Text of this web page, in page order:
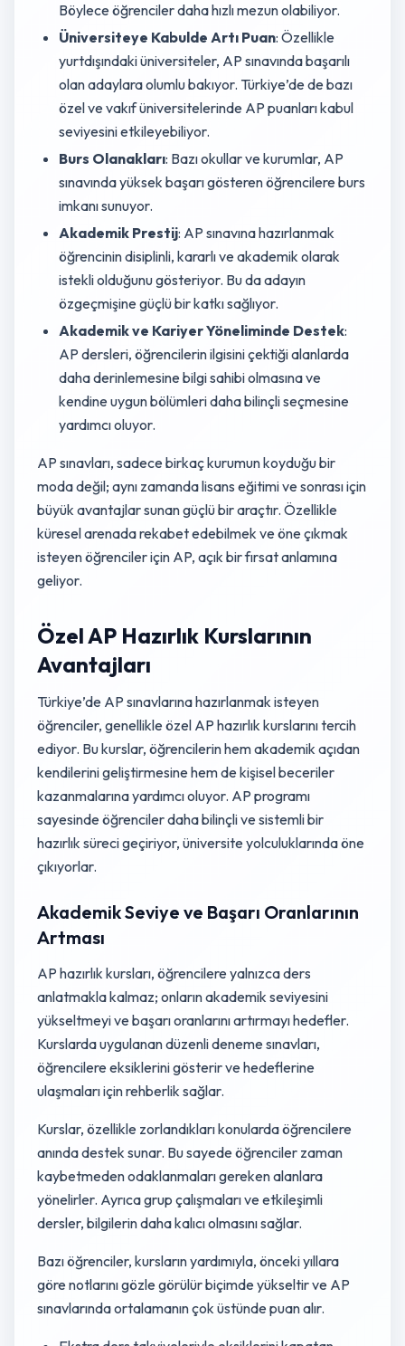
Böylece öğrenciler daha hızlı mezun olabiliyor.
Üniversiteye Kabulde Artı Puan: Özellikle
yurtdışındaki üniversiteler, AP sınavında başarılı
olan adaylara olumlu bakıyor. Türkiye’de de bazı
özel ve vakıf üniversitelerinde AP puanları kabul
seviyesini etkileyebiliyor.
Burs Olanakları: Bazı okullar ve kurumlar, AP
sınavında yüksek başarı gösteren öğrencilere burs
imkanı sunuyor.
Akademik Prestij: AP sınavına hazırlanmak
öğrencinin disiplinli, kararlı ve akademik olarak
istekli olduğunu gösteriyor. Bu da adayın
özgeçmişine güçlü bir katkı sağlıyor.
Akademik ve Kariyer Yöneliminde Destek:
AP dersleri, öğrencilerin ilgisini çektiği alanlarda
daha derinlemesine bilgi sahibi olmasına ve
kendine uygun bölümleri daha bilinçli seçmesine
yardımcı oluyor.
AP sınavları, sadece birkaç kurumun koyduğu bir
moda değil; aynı zamanda lisans eğitimi ve sonrası için
büyük avantajlar sunan güçlü bir araçtır. Özellikle
küresel arenada rekabet edebilmek ve öne çıkmak
isteyen öğrenciler için AP, açık bir fırsat anlamına
geliyor.
Özel AP Hazırlık Kurslarının
Avantajları
Türkiye’de AP sınavlarına hazırlanmak isteyen
öğrenciler, genellikle özel AP hazırlık kurslarını tercih
ediyor. Bu kurslar, öğrencilerin hem akademik açıdan
kendilerini geliştirmesine hem de kişisel beceriler
kazanmalarına yardımcı oluyor. AP programı
sayesinde öğrenciler daha bilinçli ve sistemli bir
hazırlık süreci geçiriyor, üniversite yolculuklarında öne
çıkıyorlar.
Akademik Seviye ve Başarı Oranlarının
Artması
AP hazırlık kursları, öğrencilere yalnızca ders
anlatmakla kalmaz; onların akademik seviyesini
yükseltmeyi ve başarı oranlarını artırmayı hedefler.
Kurslarda uygulanan düzenli deneme sınavları,
öğrencilere eksiklerini gösterir ve hedeflerine
ulaşmaları için rehberlik sağlar.
Kurslar, özellikle zorlandıkları konularda öğrencilere
anında destek sunar. Bu sayede öğrenciler zaman
kaybetmeden odaklanmaları gereken alanlara
yönelirler. Ayrıca grup çalışmaları ve etkileşimli
dersler, bilgilerin daha kalıcı olmasını sağlar.
Bazı öğrenciler, kursların yardımıyla, önceki yıllara
göre notlarını gözle görülür biçimde yükseltir ve AP
sınavlarında ortalamanın çok üstünde puan alır.